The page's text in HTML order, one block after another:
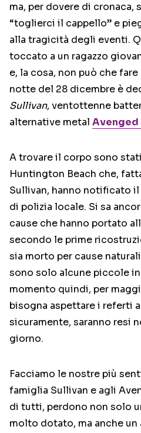
ma, per dovere di cronaca,
“toglierci il cappello” e
alla tragicità degli eventi.
toccato a un ragazzo
e, la cosa, non può che
notte del 28 dicembre è
Sullivan, ventottenne
alternative metal Avenged
A trovare il corpo sono
Huntington Beach che,
Sullivan, hanno notificato
di polizia locale. Si sa
cause che hanno portato
secondo le prime
sia morto per cause
sono solo alcune piccole
momento quindi, per
bisogna aspettare i referti
sicuramente, saranno resi
giorno.
Facciamo le nostre più
famiglia Sullivan e agli
di tutti, perdono non solo
molto dotato, ma anche un